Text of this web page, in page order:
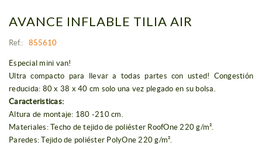
AVANCE INFLABLE TILIA AIR
Ref.: 855610
Especial mini van!
Ultra compacto para llevar a todas partes con usted! Congestión
reducida: 80 x 38 x 40 cm solo una vez plegado en su bolsa.
Caracteristicas:
Altura de montaje: 180 -210 cm.
Materiales: Techo de tejido de poliéster RoofOne 220 g/m².
Paredes: Tejido de poliéster PolyOne 220 g/m².